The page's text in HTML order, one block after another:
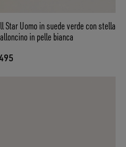
Star Uomo in suede verde con stella
in pelle bianca